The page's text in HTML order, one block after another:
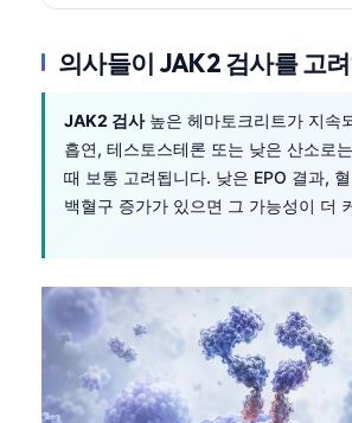
의사들이 JAK2 검사를 고
JAK2 검사높은 헤마토크리트가 지속
흡연, 테스토스테론 또는 낮은 산소로
때 보통 고려됩니다. 낮은 EPO 결과,
백혈구 증가가 있으면 그 가능성이 더
Tiếng Việt
Tagalog
ဗမာစာ
Kiswahili
አማርኛ
Українська
Català
Қазақ тілі